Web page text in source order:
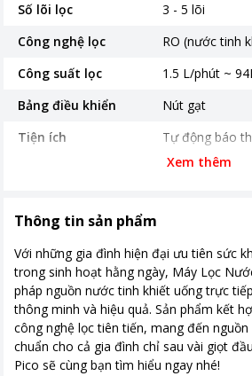
Số lõi lọc
3 - 5 lõi
Công nghệ lọc
RO (nước tinh
Công suất lọc
1.5 L/phút ~
Bảng điều khiển
Nút gạt
Tiện ích
Tự động báo
Công suất
Thời gian bảo hành
Nơi sản xuất
Trung Quốc
Kích thước, khối lượng Rộng 31 cm -
cm
Khoảng giá
Từ 10 - 20 triệu
Xem thêm
Thông tin sản phẩm
Với những gia đình hiện đại ưu tiên sức
trong sinh hoạt hằng ngày, Máy Lọc
pháp nguồn nước tinh khiết uống trực
thông minh và hiệu quả. Sản phẩm kết
công nghệ lọc tiên tiến, mang đến
chuẩn cho cả gia đình chỉ sau vài giọt
Pico sẽ cùng bạn tìm hiểu ngay nhé!